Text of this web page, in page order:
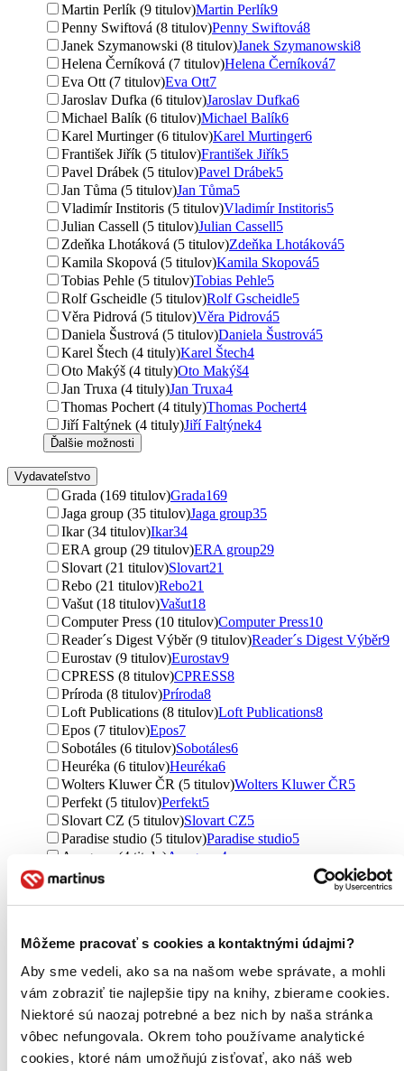
Môžeme pracovať s cookies a kontaktnými údajmi?
Aby sme vedeli, ako sa na našom webe správate, a mohli
vám zobraziť tie najlepšie tipy na knihy, zbierame cookies.
Niektoré sú naozaj potrebné a bez nich by naša stránka
vôbec nefungovala. Okrem toho používame analytické
cookies, ktoré nám umožňujú zisťovať, ako náš web
Martin Perlík (9 titulov)Martin Perlík9
Penny Swiftová (8 titulov)Penny Swiftová8
Janek Szymanowski (8 titulov)Janek Szymanowski8
Helena Černíková (7 titulov)Helena Černíková7
Eva Ott (7 titulov)Eva Ott7
Jaroslav Dufka (6 titulov)Jaroslav Dufka6
Michael Balík (6 titulov)Michael Balík6
Karel Murtinger (6 titulov)Karel Murtinger6
František Jiřík (5 titulov)František Jiřík5
Pavel Drábek (5 titulov)Pavel Drábek5
Jan Tůma (5 titulov)Jan Tůma5
Vladimír Institoris (5 titulov)Vladimír Institoris5
Julian Cassell (5 titulov)Julian Cassell5
Zdeňka Lhotáková (5 titulov)Zdeňka Lhotáková5
Kamila Skopová (5 titulov)Kamila Skopová5
Tobias Pehle (5 titulov)Tobias Pehle5
Rolf Gscheidle (5 titulov)Rolf Gscheidle5
Věra Pidrová (5 titulov)Věra Pidrová5
Daniela Šustrová (5 titulov)Daniela Šustrová5
Karel Štech (4 tituly)Karel Štech4
Oto Makýš (4 tituly)Oto Makýš4
Jan Truxa (4 tituly)Jan Truxa4
Thomas Pochert (4 tituly)Thomas Pochert4
Jiří Faltýnek (4 tituly)Jiří Faltýnek4
Ďalšie možnosti
Vydavateľstvo
Grada (169 titulov)Grada169
Jaga group (35 titulov)Jaga group35
Ikar (34 titulov)Ikar34
ERA group (29 titulov)ERA group29
Slovart (21 titulov)Slovart21
Rebo (21 titulov)Rebo21
Vašut (18 titulov)Vašut18
Computer Press (10 titulov)Computer Press10
Reader´s Digest Výběr (9 titulov)Reader´s Digest Výběr9
Eurostav (9 titulov)Eurostav9
CPRESS (8 titulov)CPRESS8
Príroda (8 titulov)Príroda8
Loft Publications (8 titulov)Loft Publications8
Epos (7 titulov)Epos7
Sobotáles (6 titulov)Sobotáles6
Heuréka (6 titulov)Heuréka6
Wolters Kluwer ČR (5 titulov)Wolters Kluwer ČR5
Perfekt (5 titulov)Perfekt5
Slovart CZ (5 titulov)Slovart CZ5
Paradise studio (5 titulov)Paradise studio5
Anagram (4 tituly) Anagram
4
Kopp (4 tituly)
Images (4 tituly)Images4
Ikar CZ (3 tituly)Ikar CZ 3
Mladá fronta (3 tituly)
Mladá fronta
Fortuna Libri (3 tituly)
Esence (3 tituly)Esence3
Thames & Hudson (3 tituly)Thames & Hudson3
Ďalšie možnosti